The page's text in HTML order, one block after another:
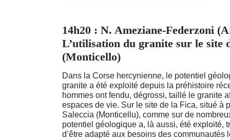
14h20 : N. Ameziane-Federzoni
L’utilisation du granite sur le site
(Monticello)
Dans la Corse hercynienne, le potentiel
granite a été exploité depuis la préhistoire
hommes ont fendu, dégrossi, taillé le granite
espaces de vie. Sur le site de la Fica, situé à
Saleccia (Monticellu), comme sur de
potentiel géologique a, là aussi, été exploité,
d’être adapté aux besoins des communautés